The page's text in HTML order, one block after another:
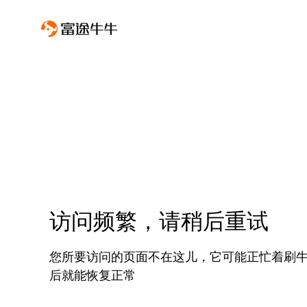
访问频繁，请稍后重试
您所要访问的页面不在这儿，它可能正忙着刷
后就能恢复正常